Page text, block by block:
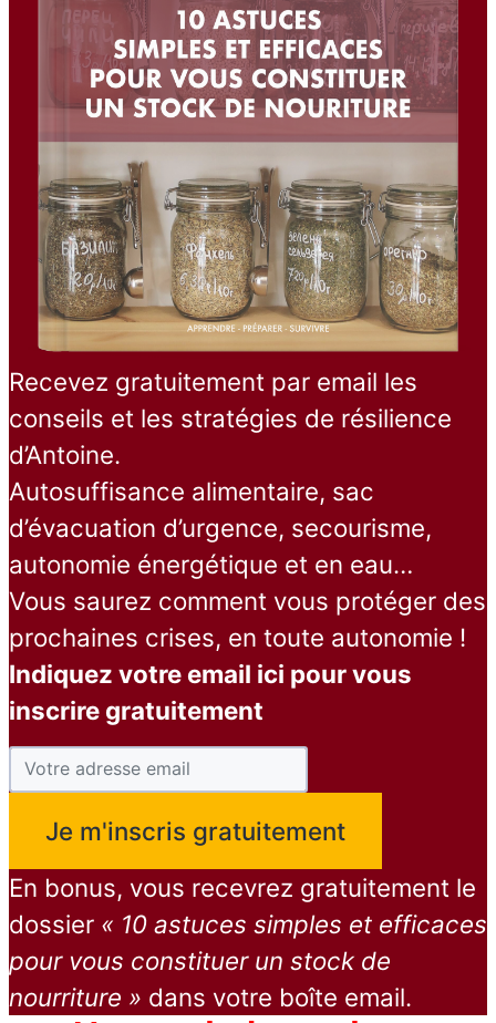
Recevez gratuitement par email les
conseils et les stratégies de résilience
d’Antoine.
Autosuffisance alimentaire, sac
d’évacuation d’urgence, secourisme,
autonomie énergétique et en eau…
Vous saurez comment vous protéger des
prochaines crises, en toute autonomie !
Indiquez votre email ici pour vous
inscrire gratuitement
En bonus, vous recevrez gratuitement le
dossier « 10 astuces simples et efficaces
pour vous constituer un stock de
nourriture » dans votre boîte email.